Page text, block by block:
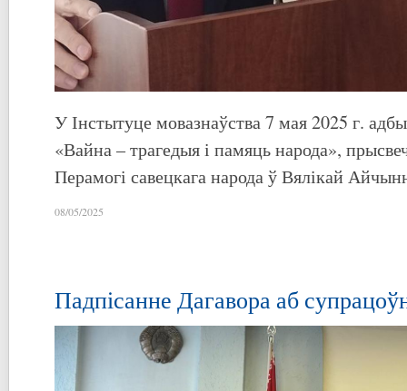
У Інстытуце мовазнаўства 7 мая 2025 г.
«Вайна – трагедыя і памяць народа»,
Перамогі савецкага народа ў Вялікай
08/05/2025
Падпісанне Дагавора аб